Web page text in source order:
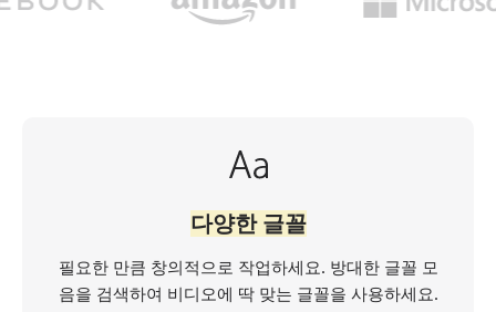
다양한 글꼴
필요한 만큼 창의적으로 작업하세요. 방대한 글꼴 모
음을 검색하여 비디오에 딱 맞는 글꼴을 사용하세요.